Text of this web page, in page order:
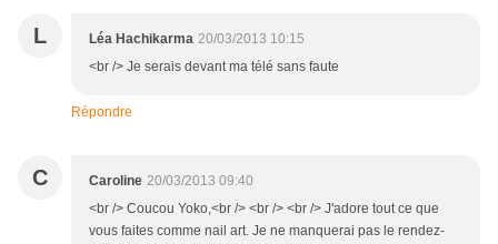
L Léa Hachikarma 20/03/2013 10:15
<br /> Je serais devant ma télé sans faute
Répondre
C Caroline 20/03/2013 09:40
<br /> Coucou Yoko,<br /> <br /> <br /> J'adore tout ce que
vous faites comme nail art. Je ne manquerai pas le rendez-